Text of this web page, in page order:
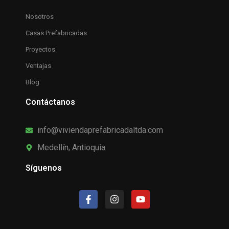
Nosotros
Casas Prefabricadas
Proyectos
Ventajas
Blog
Contáctanos
info@viviendaprefabricadaltda.com
Medellín, Antioquia
Síguenos